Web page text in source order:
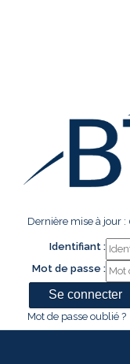
Dernière mise à
Identifiant :
Mot de passe :
Mot de passe oublié ?